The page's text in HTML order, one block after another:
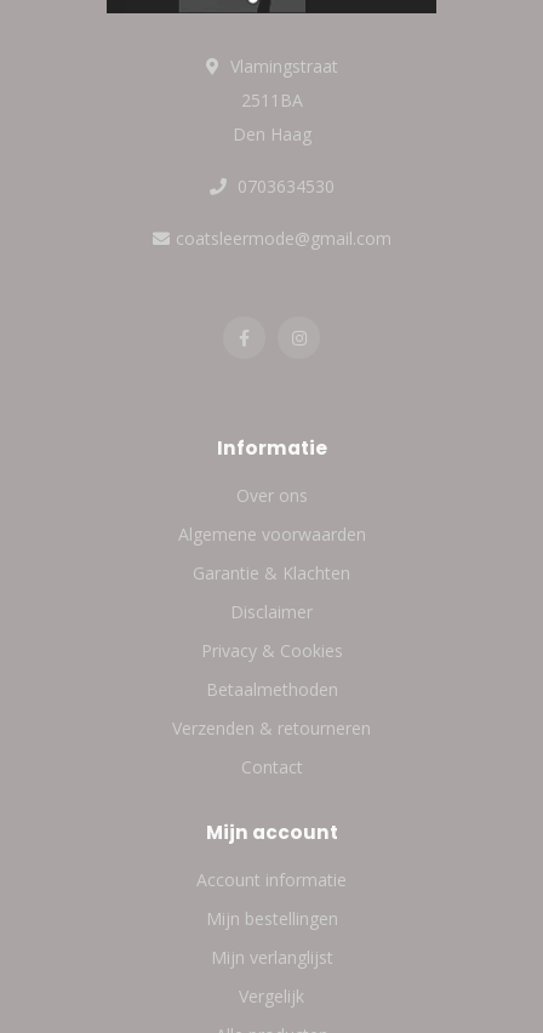
Vlamingstraat
2511BA
Den Haag
0703634530
coatsleermode@gmail.com
Informatie
Over ons
Algemene voorwaarden
Garantie & Klachten
Disclaimer
Privacy & Cookies
Betaalmethoden
Verzenden & retourneren
Contact
Mijn account
Account informatie
Mijn bestellingen
Mijn verlanglijst
Vergelijk